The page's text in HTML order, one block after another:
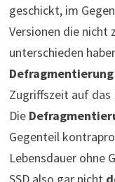
geschickt, im
Versionen die nicht
unterschieden
Defragmentierung
Zugriffszeit auf das
Die
Gegenteil
Lebensdauer ohne
SSD also gar nicht